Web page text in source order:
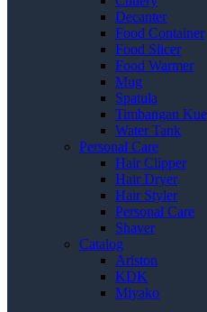
Decanter
Food Container
Food Slicer
Food Warmer
Mug
Spatula
Timbangan Kue
Water Tank
Personal Care
Hair Clipper
Hair Dryer
Hair Styler
Personal Care
Shaver
Catalog
Ariston
KDK
Miyako